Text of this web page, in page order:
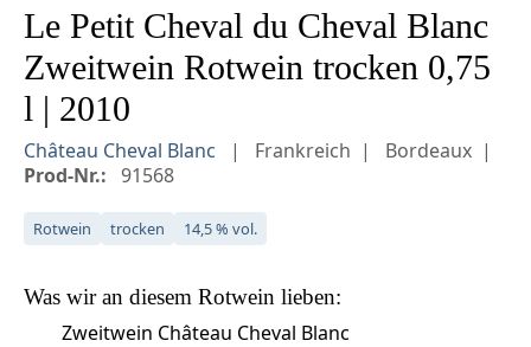
Le Petit Cheval du Cheval Blanc
Zweitwein Rotwein trocken 0,75
l | 2010
Château Cheval Blanc Frankreich
Bordeaux
Prod-Nr.: 91568
Rotwein trocken 14,5 % vol.
Was wir an diesem Rotwein lieben:
Zweitwein Château Cheval Blanc